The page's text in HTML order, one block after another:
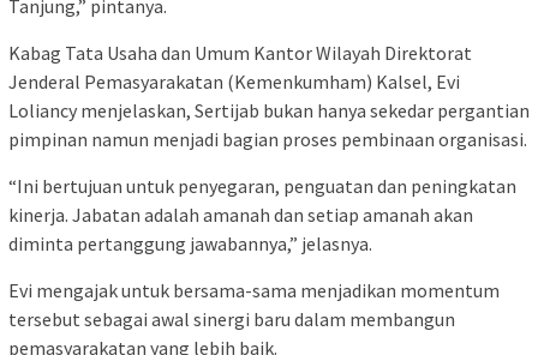
Tanjung,” pintanya.
Kabag Tata Usaha dan Umum Kantor Wilayah Direktorat
Jenderal Pemasyarakatan (Kemenkumham) Kalsel, Evi
Loliancy menjelaskan, Sertijab bukan hanya sekedar pergantian
pimpinan namun menjadi bagian proses pembinaan organisasi.
“Ini bertujuan untuk penyegaran, penguatan dan peningkatan
kinerja. Jabatan adalah amanah dan setiap amanah akan
diminta pertanggung jawabannya,” jelasnya.
Evi mengajak untuk bersama-sama menjadikan momentum
tersebut sebagai awal sinergi baru dalam membangun
pemasyarakatan yang lebih baik.